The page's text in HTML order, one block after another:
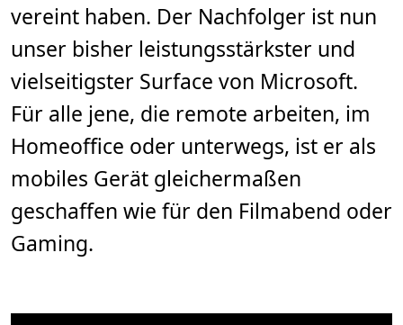
vereint haben. Der Nachfolger ist nun
unser bisher leistungsstärkster und
vielseitigster Surface von Microsoft.
Für alle jene, die remote arbeiten, im
Homeoffice oder unterwegs, ist er als
mobiles Gerät gleichermaßen
geschaffen wie für den Filmabend oder
Gaming.